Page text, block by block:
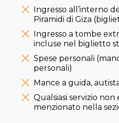
Ingresso all’interno
Piramidi di Giza
Ingresso a tombe
incluse nel biglietto
Spese personali
personali)
Mance a guida,
Qualsiasi servizio non
menzionato nella